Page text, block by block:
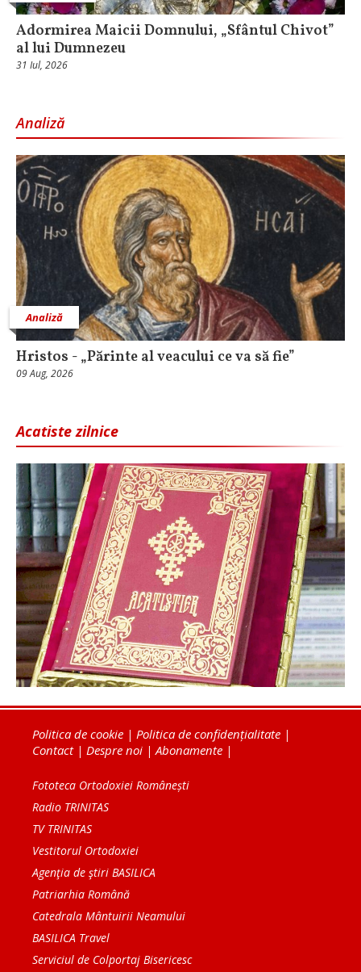
Adormirea Maicii Domnului, „Sfântul Chivot”
al lui Dumnezeu
31 Iul, 2026
Analiză
Analiză
Hristos - „Părinte al veacului ce va să fie”
09 Aug, 2026
Acatiste zilnice
Politica de cookie | Politica de confidențialitate |
Contact| Despre noi | Abonamente |
Fototeca Ortodoxiei Românești
Radio TRINITAS
TV TRINITAS
Vestitorul Ortodoxiei
Agenţia de ştiri BASILICA
Patriarhia Română
Catedrala Mântuirii Neamului
BASILICA Travel
Serviciul de Colportaj Bisericesc